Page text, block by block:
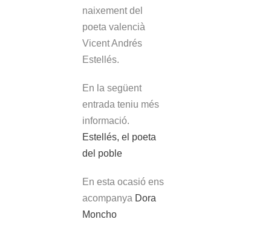
naixement del
poeta valencià
Vicent Andrés
Estellés.
En la següent
entrada teniu més
informació.
Estellés, el poeta
del poble
En esta ocasió ens
acompanya Dora
Moncho